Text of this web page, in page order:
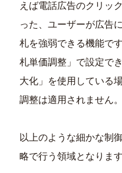
えば電話広告のクリッ
った、ユーザーが広告
札を強弱できる機能で
札単価調整」で設定で
大化」を使用している
調整は適用されません。
以上のような細かな制
略で行う領域となります